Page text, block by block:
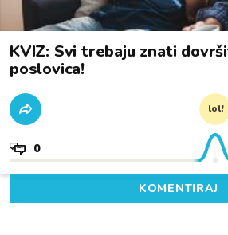
KVIZ: Svi trebaju znati
poslovica!
lol!
0
KOMENTIRAJ